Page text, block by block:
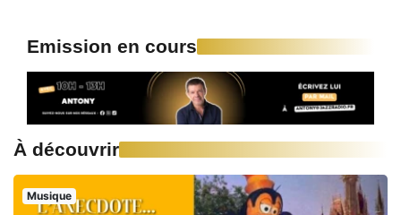
Emission en cours
À découvrir
Musique